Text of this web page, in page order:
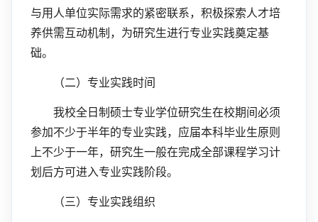
与用人单位实际需求的紧密联系，积极探索人才培
养供需互动机制，为研究生进行专业实践奠定基
础。
（二）专业实践时间
我校全日制硕士专业学位研究生在校期间必须
参加不少于半年的专业实践，应届本科毕业生原则
上不少于一年，研究生一般在完成全部课程学习计
划后方可进入专业实践阶段。
（三）专业实践组织